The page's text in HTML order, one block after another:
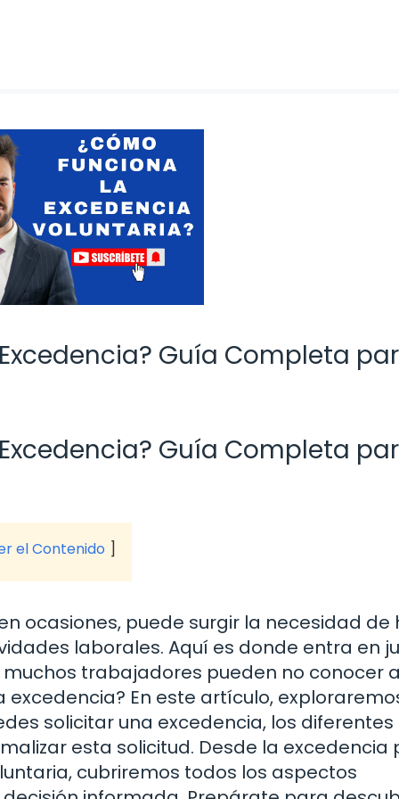
Guía Completa
Guía Completa
el Contenido
ocasiones, puede surgir la necesidad de
laborales. Aquí es donde entra en
trabajadores pueden no conocer
En este artículo,
solicitar una excedencia, los
esta solicitud. Desde la excedencia
cubriremos todos los aspectos